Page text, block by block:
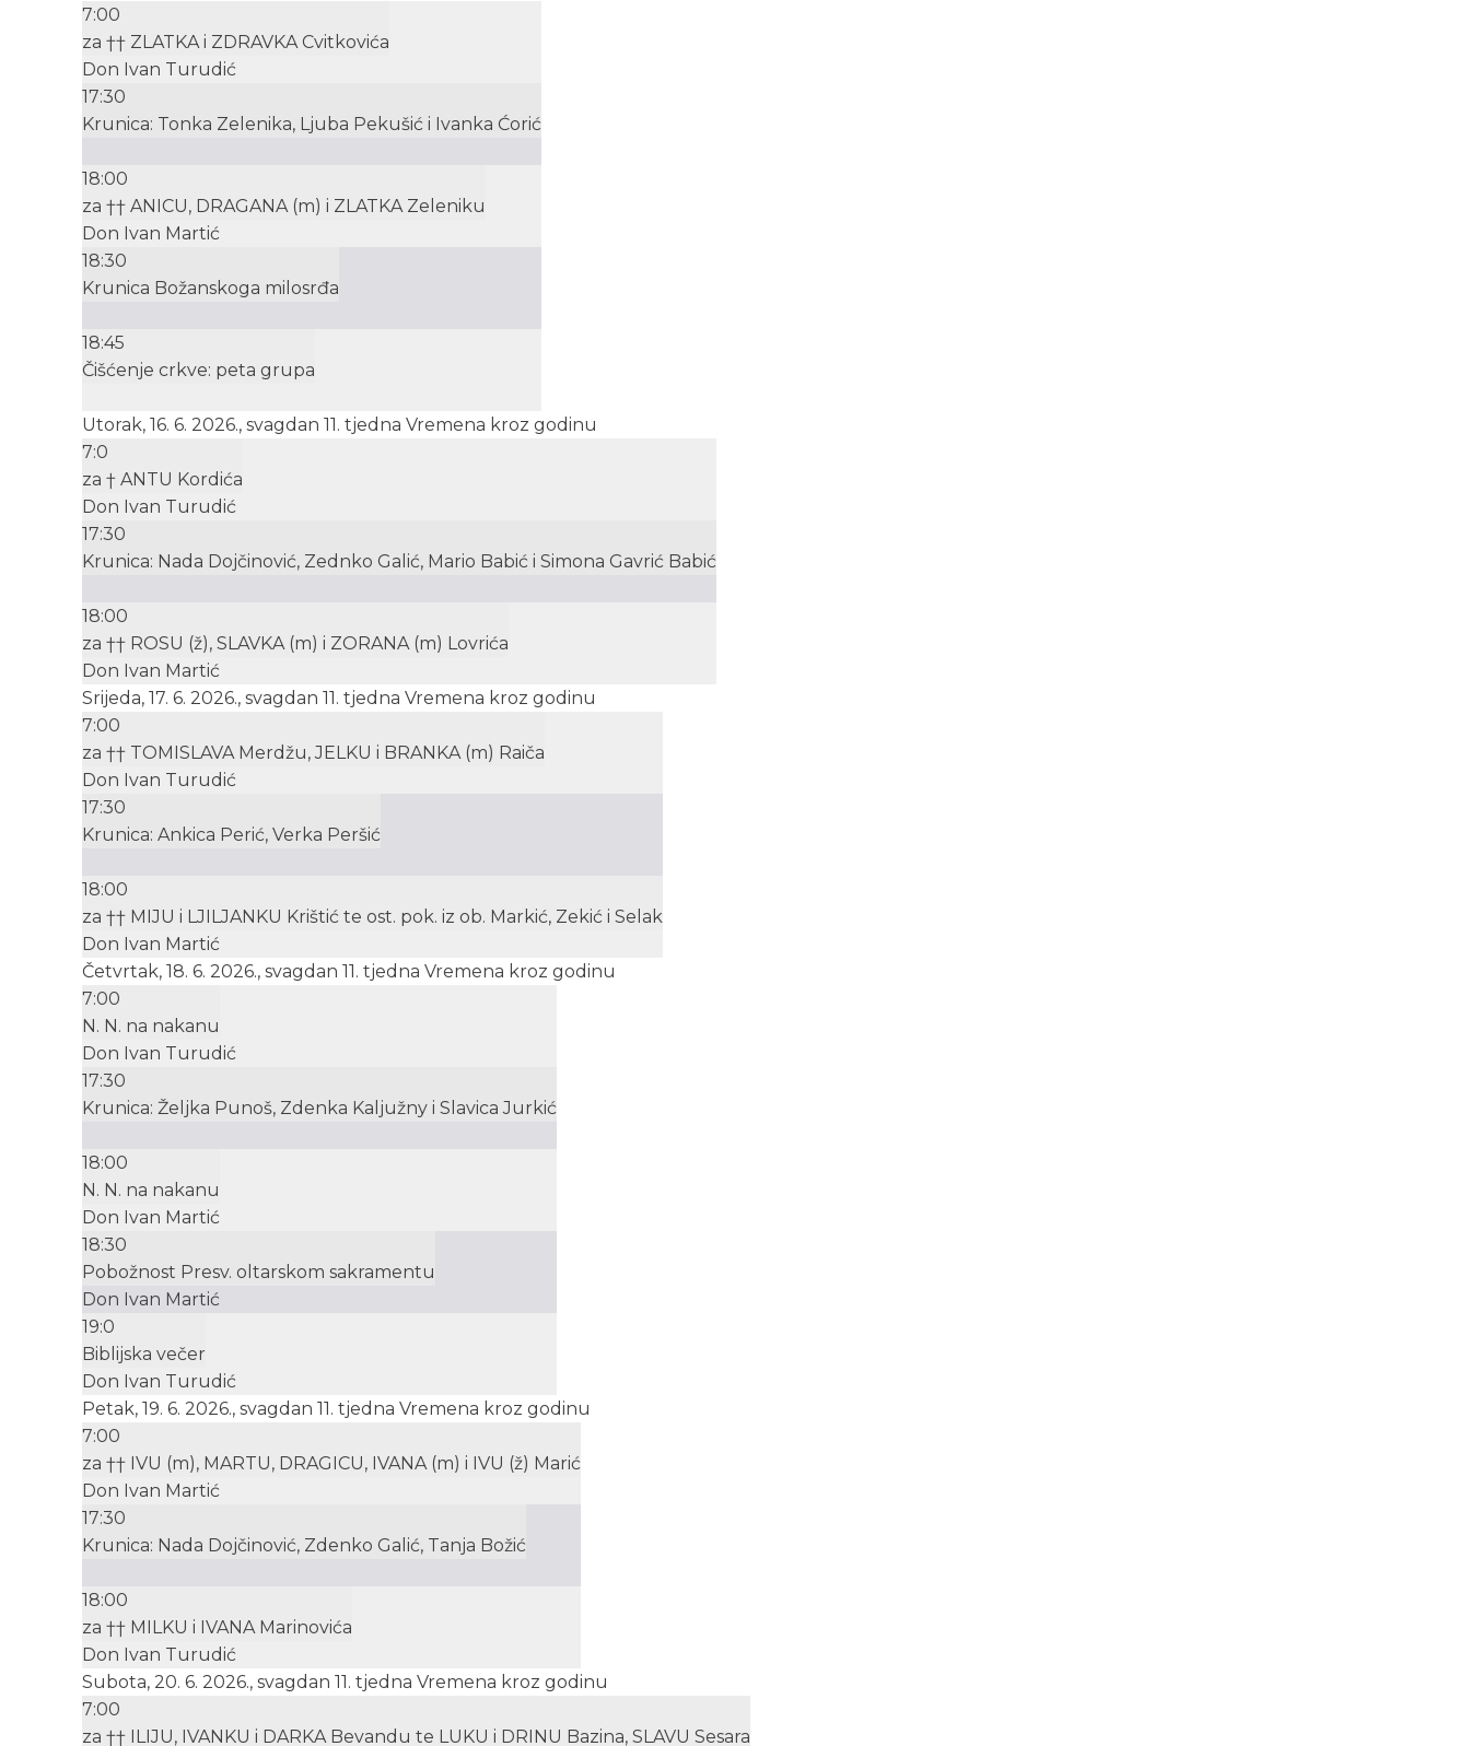
7:00
za †† ZLATKA i ZDRAVKA Cvitkovića
Don Ivan Turudić
17:30
Krunica: Tonka Zelenika, Ljuba Pekušić i Ivanka Ćorić
18:00
za †† ANICU, DRAGANA (m) i ZLATKA Zeleniku
Don Ivan Martić
18:30
Krunica Božanskoga milosrđa
18:45
Čišćenje crkve: peta grupa
Utorak, 16. 6. 2026., svagdan 11. tjedna Vremena kroz godinu
7:0
za † ANTU Kordića
Don Ivan Turudić
17:30
Krunica: Nada Dojčinović, Zednko Galić, Mario Babić i Simona Gavrić Babić
18:00
za †† ROSU (ž), SLAVKA (m) i ZORANA (m) Lovrića
Don Ivan Martić
Srijeda, 17. 6. 2026., svagdan 11. tjedna Vremena kroz godinu
7:00
za †† TOMISLAVA Merdžu, JELKU i BRANKA (m) Raiča
Don Ivan Turudić
17:30
Krunica: Ankica Perić, Verka Peršić
18:00
za †† MIJU i LJILJANKU Krištić te ost. pok. iz ob. Markić, Zekić i Selak
Don Ivan Martić
Četvrtak, 18. 6. 2026., svagdan 11. tjedna Vremena kroz godinu
7:00
N. N. na nakanu
Don Ivan Turudić
17:30
Krunica: Željka Punoš, Zdenka Kaljužny i Slavica Jurkić
18:00
N. N. na nakanu
Don Ivan Martić
18:30
Pobožnost Presv. oltarskom sakramentu
Don Ivan Martić
19:0
Biblijska večer
Don Ivan Turudić
Petak, 19. 6. 2026., svagdan 11. tjedna Vremena kroz godinu
7:00
za †† IVU (m), MARTU, DRAGICU, IVANA (m) i IVU (ž) Marić
Don Ivan Martić
17:30
Krunica: Nada Dojčinović, Zdenko Galić, Tanja Božić
18:00
za †† MILKU i IVANA Marinovića
Don Ivan Turudić
Subota, 20. 6. 2026., svagdan 11. tjedna Vremena kroz godinu
7:00
za †† ILIJU, IVANKU i DARKA Bevandu te LUKU i DRINU Bazina, SLAVU Sesara